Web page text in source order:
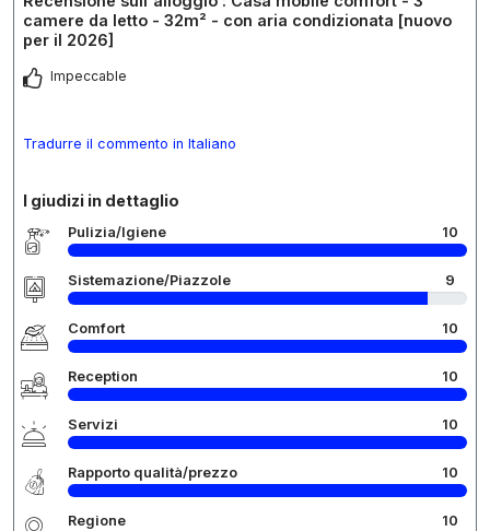
camere da letto - 32m² - con aria condizionata [nuovo
per il 2026]
Impeccable
Tradurre il commento in Italiano
I giudizi in dettaglio
Pulizia/Igiene 10
Sistemazione/Piazzole 9
Comfort 10
Reception 10
Servizi 10
Rapporto qualità/prezzo 10
Regione 10